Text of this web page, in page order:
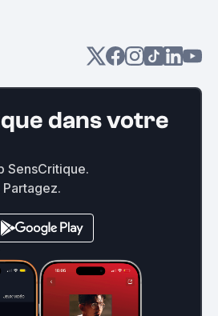
dans votre
SensCritique.